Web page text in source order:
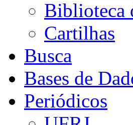
Biblioteca
Cartilhas
Busca
Bases de
Periódicos